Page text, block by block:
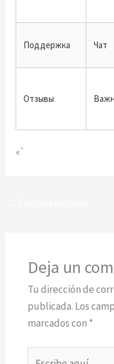
Поддержка Чат
Отзывы
«`
Deja un
Tu dirección de
publicada. Los
marcados con *